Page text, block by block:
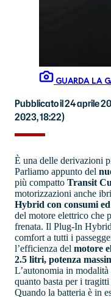
GUARDA LA
Pubblicato il 24 aprile
2023, 18:22)
È una delle derivazioni
Parliamo appunto del
più compatto Transit
motorizzazioni anche
Hybrid con consumi
del motore elettrico che
frenata. Il Plug-In
comfort a tutti i
l’efficienza del motore
2.5 litri, potenza
L’autonomia in modalità
quanto basta per i
Quando la batteria è in